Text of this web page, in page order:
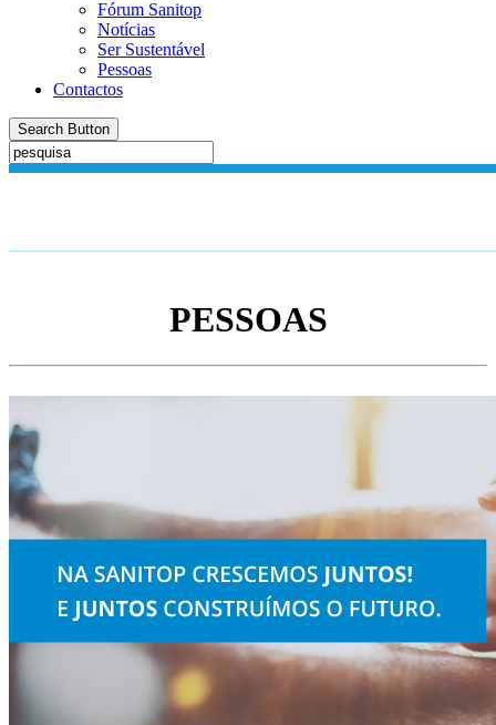
Fórum Sanitop
Notícias
Ser Sustentável
Pessoas
Contactos
Search Button
PESSOAS